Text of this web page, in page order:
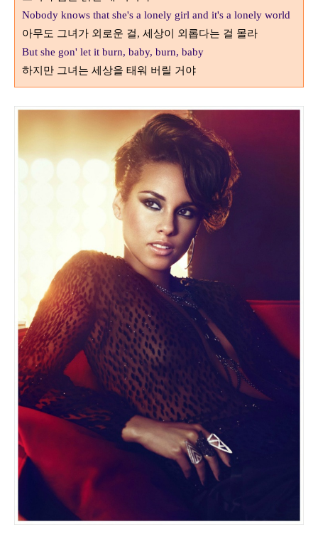
Nobody knows that she's a lonely girl and it's a lonely world
아무도 그녀가 외로운 걸, 세상이 외롭다는 걸 몰라
But she gon' let it burn, baby, burn, baby
하지만 그녀는 세상을 태워 버릴 거야